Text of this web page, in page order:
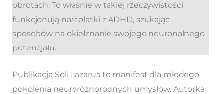
obrotach. To właśnie w takiej rzeczywistości
funkcjonują nastolatki z ADHD, szukając
sposobów na okiełznanie swojego neuronalnego
potencjału.
Publikacja Soli Lazarus to manifest dla młodego
pokolenia neuroróżnorodnych umysłów. Autorka